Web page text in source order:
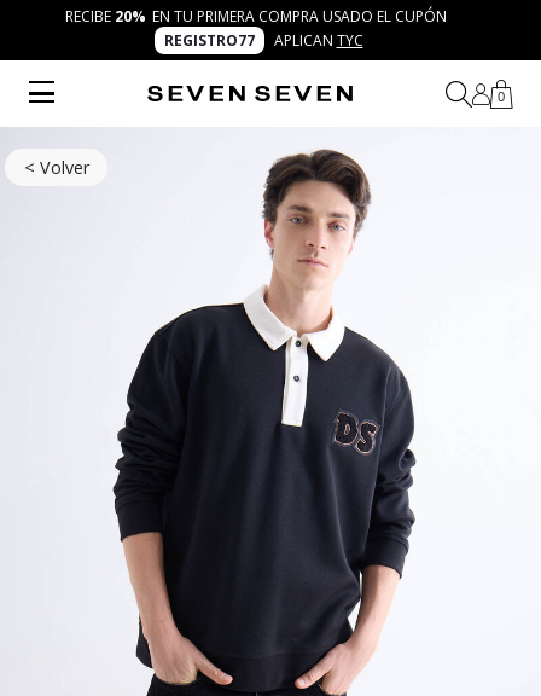
RECIBE 20% EN TU PRIMERA COMPRA USADO EL CUPÓN
REGISTRO77
APLICAN TYC
0
< Volver